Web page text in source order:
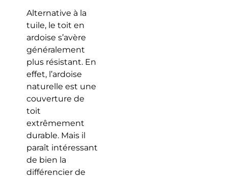
Alternative à la
tuile, le toit en
ardoise s’avère
généralement
plus résistant. En
effet, l’ardoise
naturelle est une
couverture de
toit
extrêmement
durable. Mais il
paraît intéressant
de bien la
différencier de